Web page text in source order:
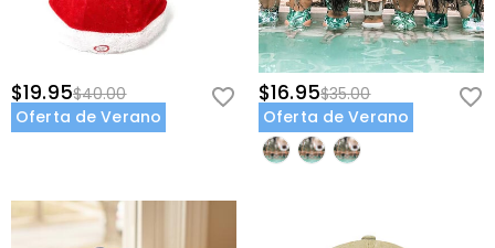
$19.95$40.00
Oferta de Verano
$16.95$35.00
Oferta de Verano